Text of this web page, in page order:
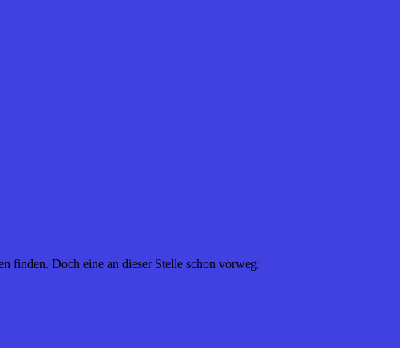
finden. Doch eine an dieser Stelle schon vorweg: